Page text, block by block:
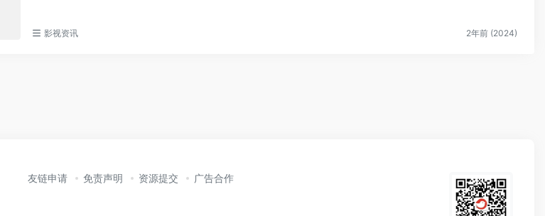
影视资讯 2年前 (2024)
友链申请 免责声明 资源提交 广告合作